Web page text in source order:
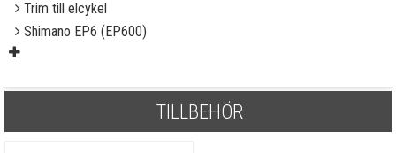
Trim till elcykel
Shimano EP6 (EP600)
TILLBEHÖR